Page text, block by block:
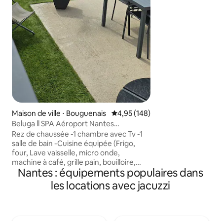
Maison de ville ⋅ Bouguenais Évaluation moyenne sur la
4,95 (148)
Beluga ll SPA Aéroport Nantes
Bouguenais rezé
Rez de chaussée -1 chambre avec Tv -1
salle de bain -Cuisine équipée (Frigo,
four, Lave vaisselle, micro onde,
machine à café, grille pain, bouilloire,
cafetière, vaisselle) -Sejour, Salon Tv -
WC Étage (A partir de 3 voyageurs) -2
chambres King Size avec TV -1 salle de
Nantes : équipements populaires dans
les locations avec jacuzzi